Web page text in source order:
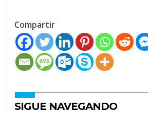
Compartir
SIGUE NAVEGANDO